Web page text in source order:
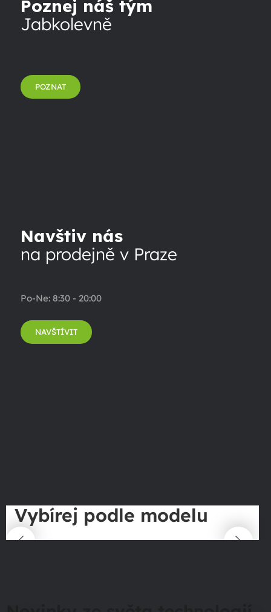
Poznej náš tým
Jabkolevně
POZNAT
Navštiv nás
na prodejně v Praze
Po-Ne: 8:30 - 20:00
NAVŠTÍVIT
Vybírej podle modelu